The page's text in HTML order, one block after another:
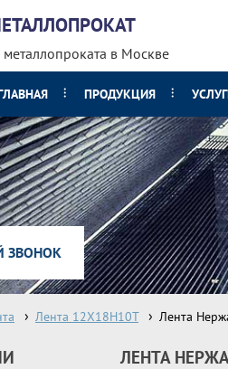
в Москве
ПРОДУКЦИЯ
ЗВОНОК
Лента 12Х18Н10Т Лента
ЛЕНТА